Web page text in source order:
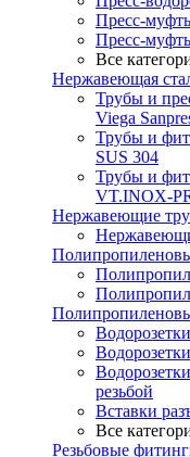
Пресс-
Пресс-
Все
Нержавеющая
Трубы и
Viega
Трубы и
SUS 304
Трубы и
VT.INOX-
Нержавеющие
резьбой
Вставки
Все
Резьбовые